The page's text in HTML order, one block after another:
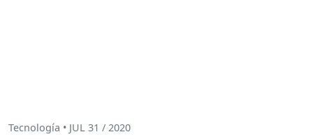
Tecnología • JUL 31 / 2020